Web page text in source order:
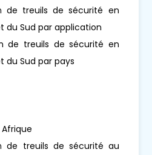
de treuils de sécurité en
du Sud par application
de treuils de sécurité en
du Sud par pays
de treuils de sécurité au